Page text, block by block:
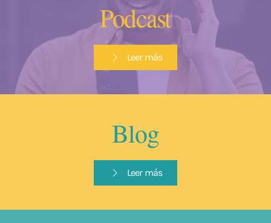
Podcast
Leer más
Blog
Leer más